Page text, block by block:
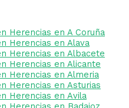
Herencias en A Coruña
Herencias en Alava
Herencias en Albacete
Herencias en Alicante
Herencias en Almeria
Herencias en Asturias
Herencias en Avila